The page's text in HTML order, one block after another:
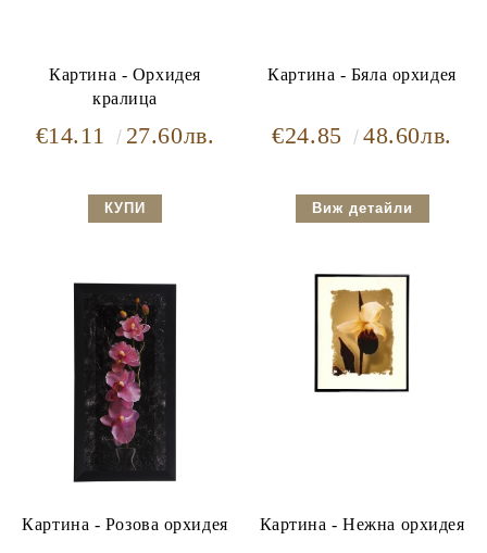
Картина - Орхидея
кралица
€14.11 27.60лв.
Картина - Бяла орхидея
€24.85 48.60лв.
Виж детайли
Картина - Розова орхидея Картина - Нежна орхидея